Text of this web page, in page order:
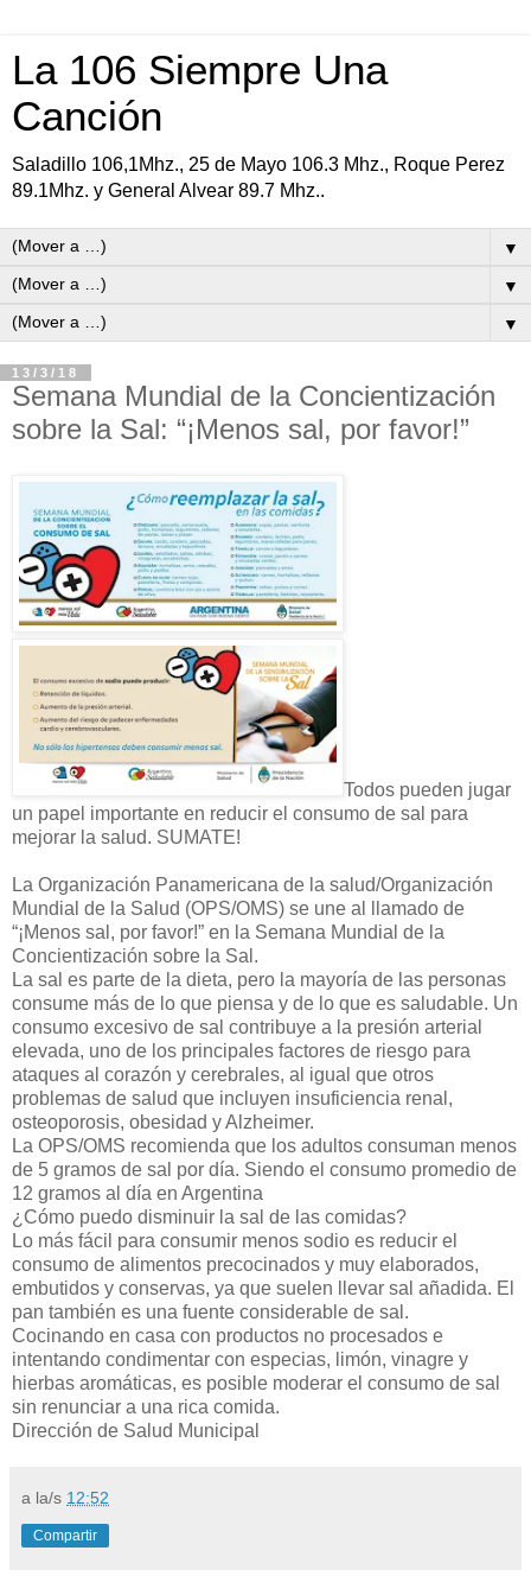
La 106 Siempre Una
Canción
Saladillo 106,1Mhz., 25 de Mayo 106.3 Mhz., Roque Perez
89.1Mhz. y General Alvear 89.7 Mhz..
▼
▼
▼
13/3/18
Semana Mundial de la Concientización
sobre la Sal: “¡Menos sal, por favor!”
Todos pueden jugar
un papel importante en reducir el consumo de sal para
mejorar la salud. SUMATE!
La Organización Panamericana de la salud/Organización
Mundial de la Salud (OPS/OMS) se une al llamado de
“¡Menos sal, por favor!” en la Semana Mundial de la
Concientización sobre la Sal.
La sal es parte de la dieta, pero la mayoría de las personas
consume más de lo que piensa y de lo que es saludable. Un
consumo excesivo de sal contribuye a la presión arterial
elevada, uno de los principales factores de riesgo para
ataques al corazón y cerebrales, al igual que otros
problemas de salud que incluyen insuficiencia renal,
osteoporosis, obesidad y Alzheimer.
La OPS/OMS recomienda que los adultos consuman menos
de 5 gramos de sal por día. Siendo el consumo promedio de
12 gramos al día en Argentina
¿Cómo puedo disminuir la sal de las comidas?
Lo más fácil para consumir menos sodio es reducir el
consumo de alimentos precocinados y muy elaborados,
embutidos y conservas, ya que suelen llevar sal añadida. El
pan también es una fuente considerable de sal.
Cocinando en casa con productos no procesados e
intentando condimentar con especias, limón, vinagre y
hierbas aromáticas, es posible moderar el consumo de sal
sin renunciar a una rica comida.
Dirección de Salud Municipal
a la/s 12:52
Compartir